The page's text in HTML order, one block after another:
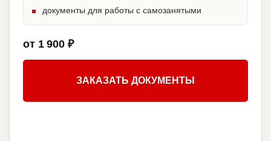
документы для работы с самозанятыми
от 1 900 ₽
ЗАКАЗАТЬ ДОКУМЕНТЫ